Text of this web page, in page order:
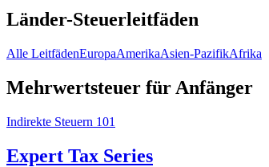
Länder-Steuerleitfäden
Alle LeitfädenEuropaAmerikaAsien-PazifikAfrika
Mehrwertsteuer für Anfänger
Indirekte Steuern 101
Expert Tax Series